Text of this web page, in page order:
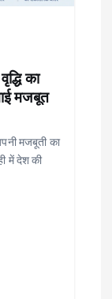
का
मजबूत
मजबूती का
में देश की